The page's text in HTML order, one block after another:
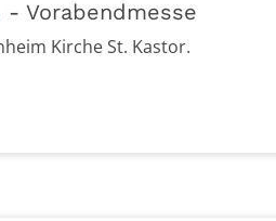
Vorabendmesse
Kirche St. Kastor.